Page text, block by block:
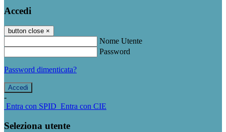
Accedi
button close ×
Nome Utente
Password
Password dimenticata?
-
Entra con SPID Entra con CIE
Seleziona utente